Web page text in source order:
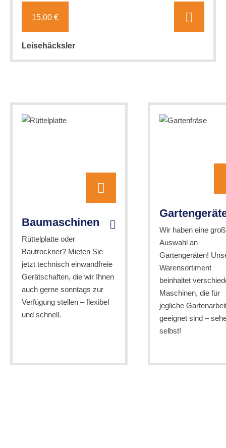
15,00 €
Leisehäcksler
Baumaschinen
Rüttelplatte oder
Bautrockner? Mieten Sie
jetzt technisch einwandfreie
Gerätschaften, die wir Ihnen
auch gerne sonntags zur
Verfügung stellen – flexibel
und schnell.
Wir haben eine
Auswahl an
Gartengeräten!
Warensortiment
beinhaltet
Maschinen, die für
jegliche
geeignet sind –
selbst!